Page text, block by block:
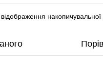
накопичувальної